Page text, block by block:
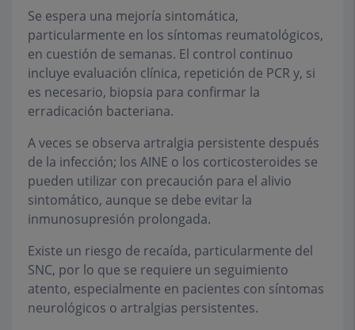
Se espera una mejoría sintomática,
particularmente en los síntomas reumatológicos,
en cuestión de semanas. El control continuo
incluye evaluación clínica, repetición de PCR y, si
es necesario, biopsia para confirmar la
erradicación bacteriana.
A veces se observa artralgia persistente después
de la infección; los AINE o los corticosteroides se
pueden utilizar con precaución para el alivio
sintomático, aunque se debe evitar la
inmunosupresión prolongada.
Existe un riesgo de recaída, particularmente del
SNC, por lo que se requiere un seguimiento
atento, especialmente en pacientes con síntomas
neurológicos o artralgias persistentes.